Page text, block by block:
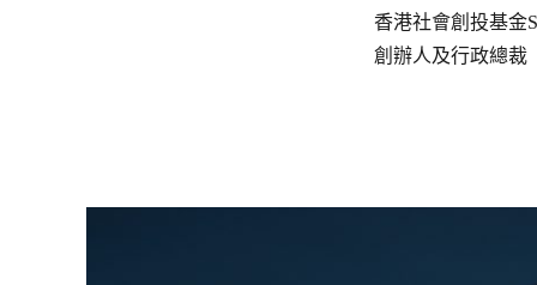
香港社會創投基金
創辦人及行政總裁